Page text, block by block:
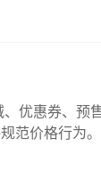
优惠券、
范价格行为